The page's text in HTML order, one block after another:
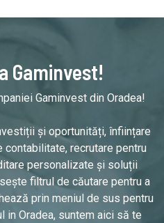
Gaminvest!
Gaminvest din Oradea!
și oportunități, înființare
recrutare pentru
personalizate și soluții
filtrul de căutare pentru a
prin meniul de sus pentru
in Oradea, suntem aici să te